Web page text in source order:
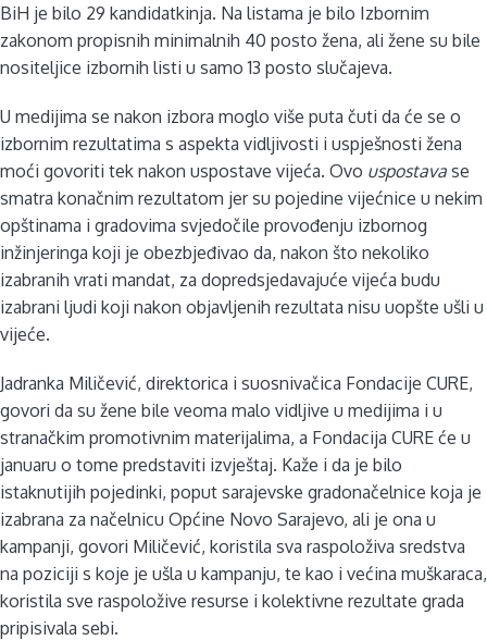
BiH je bilo 29 kandidatkinja. Na listama je bilo Izbornim
zakonom propisnih minimalnih 40 posto žena, ali žene su bile
nositeljice izbornih listi u samo 13 posto slučajeva.
U medijima se nakon izbora moglo više puta čuti da će se o
izbornim rezultatima s aspekta vidljivosti i uspješnosti žena
moći govoriti tek nakon uspostave vijeća. Ovo uspostava se
smatra konačnim rezultatom jer su pojedine vijećnice u nekim
opštinama i gradovima svjedočile provođenju izbornog
inžinjeringa koji je obezbjeđivao da, nakon što nekoliko
izabranih vrati mandat, za dopredsjedavajuće vijeća budu
izabrani ljudi koji nakon objavljenih rezultata nisu uopšte ušli u
vijeće.
Jadranka Miličević, direktorica i suosnivačica Fondacije CURE,
govori da su žene bile veoma malo vidljive u medijima i u
stranačkim promotivnim materijalima, a Fondacija CURE će u
januaru o tome predstaviti izvještaj. Kaže i da je bilo
istaknutijih pojedinki, poput sarajevske gradonačelnice koja je
izabrana za načelnicu Općine Novo Sarajevo, ali je ona u
kampanji, govori Miličević, koristila sva raspoloživa sredstva
na poziciji s koje je ušla u kampanju, te kao i većina muškaraca,
koristila sve raspoložive resurse i kolektivne rezultate grada
pripisivala sebi.